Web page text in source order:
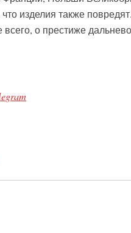
изделия также
о престиже